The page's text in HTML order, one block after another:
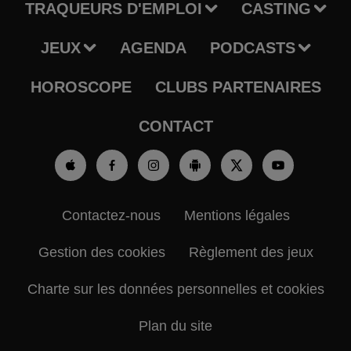
TRAQUEURS D'EMPLOI CASTING
JEUX AGENDA PODCASTS
HOROSCOPE CLUBS PARTENAIRES
CONTACT
Contactez-nous Mentions légales
Gestion des cookies Règlement des jeux
Charte sur les données personnelles et cookies
Plan du site